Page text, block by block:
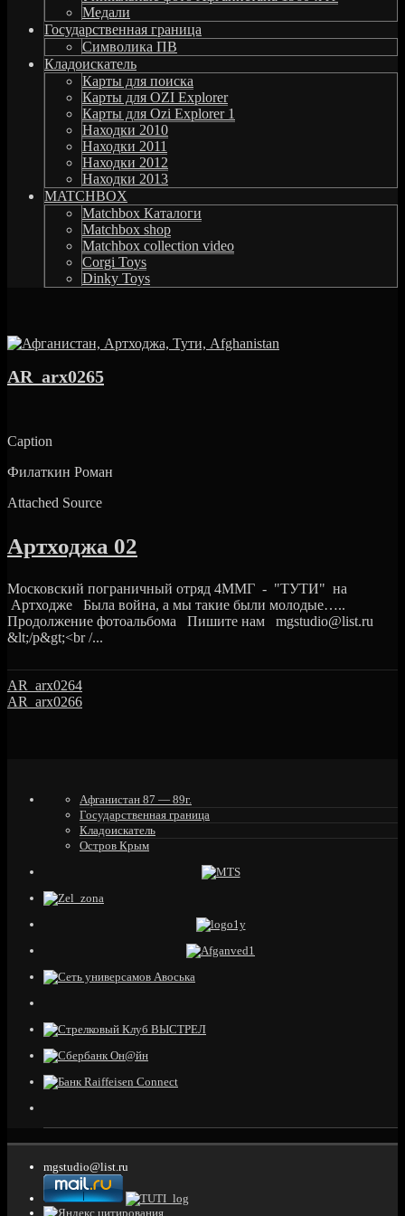
Медали
Государственная граница
Символика ПВ
Кладоискатель
Карты для поиска
Карты для OZI Explorer
Карты для Ozi Explorer 1
Находки 2010
Находки 2011
Находки 2012
Находки 2013
MATCHBOX
Matchbox Каталоги
Matchbox shop
Matchbox collection video
Corgi Toys
Dinky Toys
AR_arx0265
Caption
Филаткин Роман
Attached Source
Артходжа 02
Московский пограничный отряд 4ММГ - "ТУТИ" на
Артходже Была война, а мы такие были молодые…..
Продолжение фотоальбома Пишите нам mgstudio@list.ru
&lt;/p&gt;<br /...
AR_arx0264
AR_arx0266
Афганистан 87 — 89г.
Государственная граница
Кладоискатель
Остров Крым
mgstudio@list.ru